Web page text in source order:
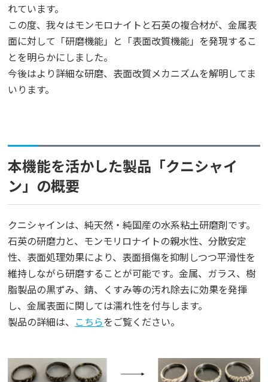
れています。
この度、我々はモンモロナイトと石英の複合材が、金属表
面に対して「研磨機能」と「表面改質機能」を発現するこ
とを明らかにしました。
今後はより詳細な研磨、表面改質メカニズムを解明してま
いります。
本機能を活かした製品「クニシャイ
ン」の概要
クニシャインは、純天然・純国産の水系粘土研磨剤です。
石英の研磨力と、モンモリロナイトの親水性、分散安定
性、表面処理効果により、表面損傷を抑制しつつ平滑性を
維持しながら研磨することが可能です。金属、ガラス、樹
脂製品の黒ずみ、錆、くすみ等の汚れ除去に効果を発揮
し、金属表面に関しては濡れ性を付与します。
製品の詳細は、 こちらをご覧ください。